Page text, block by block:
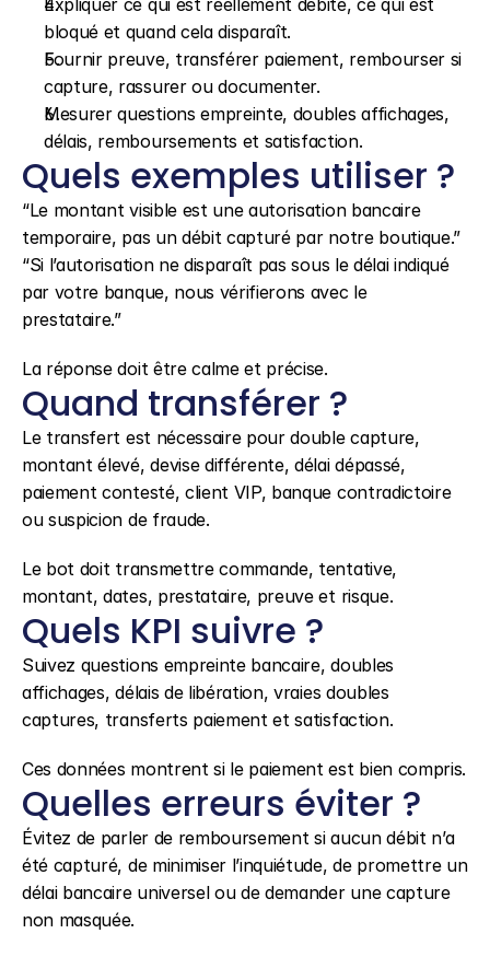
Expliquer ce qui est réellement débité, ce qui est
bloqué et quand cela disparaît.
Fournir preuve, transférer paiement, rembourser si
capture, rassurer ou documenter.
Mesurer questions empreinte, doubles affichages,
délais, remboursements et satisfaction.
Quels exemples utiliser ?
“Le montant visible est une autorisation bancaire
temporaire, pas un débit capturé par notre boutique.”
“Si l’autorisation ne disparaît pas sous le délai indiqué
par votre banque, nous vérifierons avec le
prestataire.”
La réponse doit être calme et précise.
Quand transférer ?
Le transfert est nécessaire pour double capture,
montant élevé, devise différente, délai dépassé,
paiement contesté, client VIP, banque contradictoire
ou suspicion de fraude.
Le bot doit transmettre commande, tentative,
montant, dates, prestataire, preuve et risque.
Quels KPI suivre ?
Suivez questions empreinte bancaire, doubles
affichages, délais de libération, vraies doubles
captures, transferts paiement et satisfaction.
Ces données montrent si le paiement est bien compris.
Quelles erreurs éviter ?
Évitez de parler de remboursement si aucun débit n’a
été capturé, de minimiser l’inquiétude, de promettre un
délai bancaire universel ou de demander une capture
non masquée.